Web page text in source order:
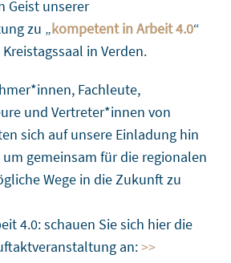
Geist unserer
zu „kompetent in Arbeit 4.0“
in Verden.
Fachleute,
und Vertreter*innen von
sich auf unsere Einladung hin
gemeinsam für die regionalen
Wege in die Zukunft zu
4.0: schauen Sie sich hier die
an:>>